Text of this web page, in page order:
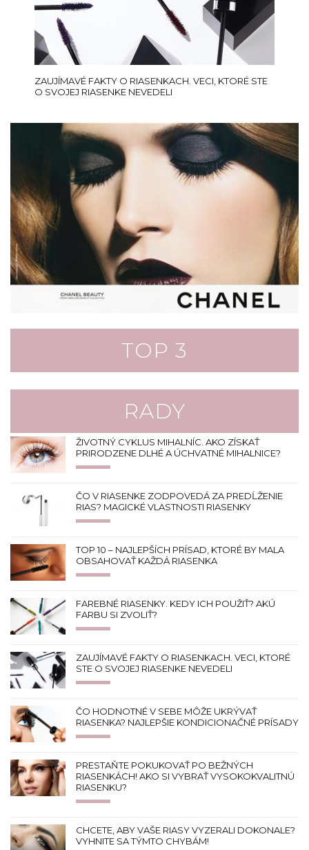
ZAUJÍMAVÉ FAKTY O RIASENKACH. VECI, KTORÉ STE
O SVOJEJ RIASENKE NEVEDELI
TOP 3
RADY
ŽIVOTNÝ CYKLUS MIHALNÍC. AKO ZÍSKAŤ
PRIRODZENE DLHÉ A ÚCHVATNÉ MIHALNICE?
ČO V RIASENKE ZODPOVEDÁ ZA PREDĹŽENIE
RIAS? MAGICKÉ VLASTNOSTI RIASENKY
TOP 10 – NAJLEPŠÍCH PRÍSAD, KTORÉ BY MALA
OBSAHOVAŤ KAŽDÁ RIASENKA
FAREBNÉ RIASENKY. KEDY ICH POUŽIŤ? AKÚ
FARBU SI ZVOLIŤ?
ZAUJÍMAVÉ FAKTY O RIASENKACH. VECI, KTORÉ
STE O SVOJEJ RIASENKE NEVEDELI
ČO HODNOTNÉ V SEBE MÔŽE UKRÝVAŤ
RIASENKA? NAJLEPŠIE KONDICIONAČNÉ PRÍSADY
PRESTAŇTE POKUKOVAŤ PO BEŽNÝCH
RIASENKÁCH! AKO SI VYBRAŤ VYSOKOKVALITNÚ
RIASENKU?
CHCETE, ABY VAŠE RIASY VYZERALI DOKONALE?
VYHNITE SA TÝMTO CHYBÁM!